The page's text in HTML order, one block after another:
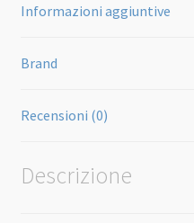
Informazioni aggiuntive
Brand
Recensioni (0)
Descrizione